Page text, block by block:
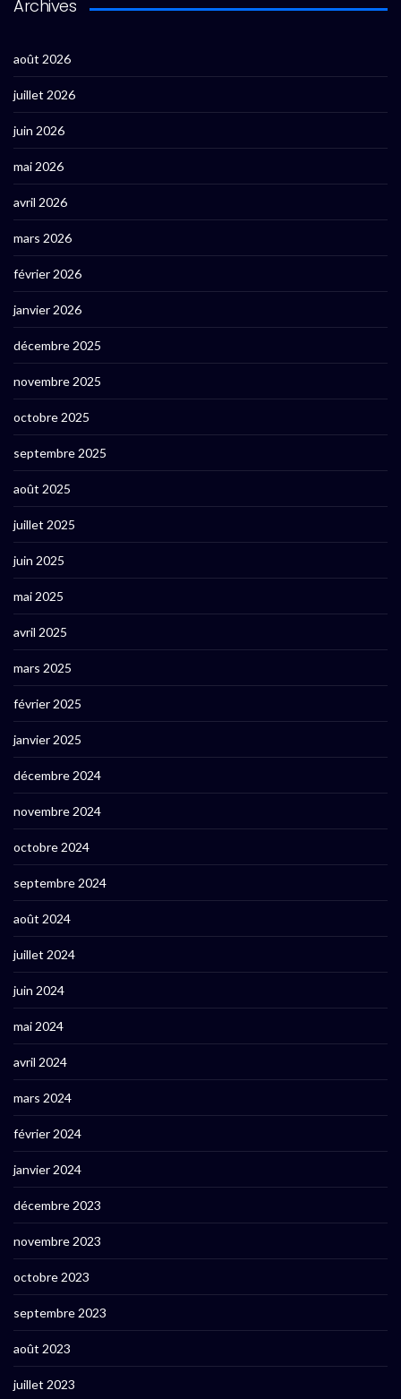
Archives
août 2026
juillet 2026
juin 2026
mai 2026
avril 2026
mars 2026
février 2026
janvier 2026
décembre 2025
novembre 2025
octobre 2025
septembre 2025
août 2025
juillet 2025
juin 2025
mai 2025
avril 2025
mars 2025
février 2025
janvier 2025
décembre 2024
novembre 2024
octobre 2024
septembre 2024
août 2024
juillet 2024
juin 2024
mai 2024
avril 2024
mars 2024
février 2024
janvier 2024
décembre 2023
novembre 2023
octobre 2023
septembre 2023
août 2023
juillet 2023